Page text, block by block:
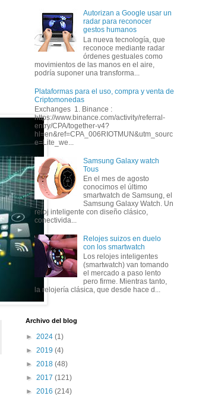
Autorizan a Google usar un
radar para reconocer
gestos humanos
La nueva tecnología, que
reconoce mediante radar
órdenes gestuales como
movimientos de las manos en el aire,
podría suponer una transforma...
Plataformas para el uso, compra y venta de
Criptomonedas
Exchanges 1. Binance :
https://www.binance.com/activity/referral-
entry/CPA/together-v4?
hl=en&ref=CPA_006RIOTMUN&utm_sourc
e=Lite_we...
Samsung Galaxy watch
Tous
En el mes de agosto
conocimos el último
smartwatch de Samsung, el
Samsung Galaxy Watch. Un
reloj inteligente con diseño clásico,
conectivida...
Relojes suizos en duelo
con los smartwatch
Los relojes inteligentes
(smartwatch) van tomando
el mercado a paso lento
pero firme. Mientras tanto,
la relojería clásica, que desde hace d...
Archivo del blog
► 2024 (1)
► 2019 (4)
► 2018 (48)
► 2017 (121)
► 2016 (214)